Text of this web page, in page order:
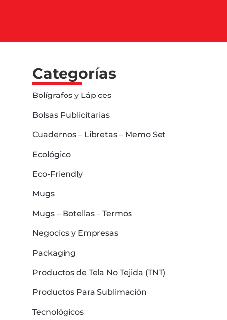
Categorías
Bolígrafos y Lápices
Bolsas Publicitarias
Cuadernos – Libretas – Memo Set
Ecológico
Eco-Friendly
Mugs
Mugs – Botellas – Termos
Negocios y Empresas
Packaging
Productos de Tela No Tejida (TNT)
Productos Para Sublimación
Tecnológicos